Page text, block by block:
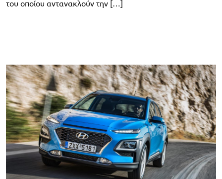
του οποίου αντανακλούν την […]